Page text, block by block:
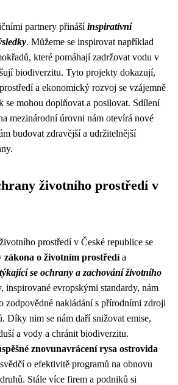
partnery přinášíinspirativní
. Můžeme se inspirovat například
které pomáhají zadržovat vodu v
biodiverzitu. Tyto projekty dokazují,
a ekonomický rozvoj se vzájemně
se mohou doplňovat a posilovat. Sdílení
mezinárodní úrovni nám otevírá nové
budovat zdravější a udržitelnější
životního prostředí v
prostředí v České republice se
zákona o životním prostředía
se ochrany a zachování životního
inspirované evropskými standardy, nám
zodpovědné nakládání s přírodními zdroji
Díky nim se nám daří snižovat emise,
a vody a chránit biodiverzitu.
znovunavrácení rysa ostrovida
o efektivitě programů na obnovu
Stále více firem a podniků si